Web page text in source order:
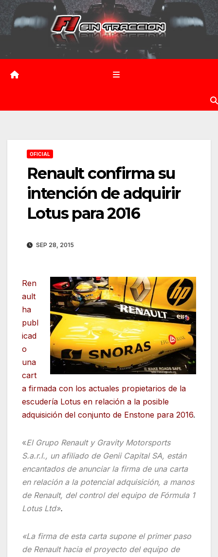
Saltar
contenido
OFICIAL
Renault confirma su
intención de adquirir
Lotus para 2016
SEP 28, 2015
Ren
ault
ha
publ
icad
o
una
cart
a firmada con los actuales propietarios de la
escudería Lotus en relación a la posible
adquisición del conjunto de Enstone para 2016.
«El Grupo Renault y Gravity Motorsports
S.a.r.l., un afiliado de Genii Capital SA, están
encantados de anunciar la firma de una carta
en relación a la potencial adquisición, a manos
de Renault, del control del equipo de Fórmula 1
Lotus Ltd».
«La firma de esta carta supone el primer paso
de Renault hacia el proyecto del equipo de